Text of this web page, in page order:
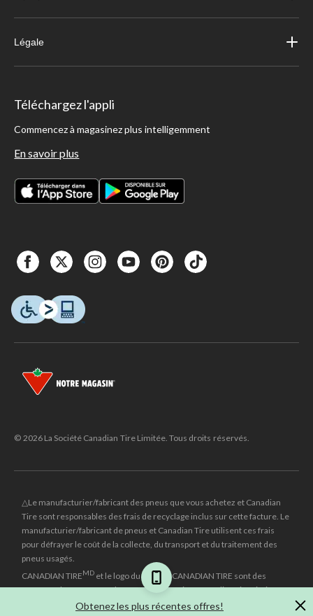
Obtenez les plus récentes offres!
Légale
Téléchargez l'appli
Commencez à magasinez plus intelligemment
En savoir plus
© 2026 La Société Canadian Tire Limitée. Tous droits réservés.
△Le manufacturier/fabricant des pneus que vous achetez et Canadian
Tire sont responsables des frais de recyclage inclus sur cette facture. Le
manufacturier/fabricant de pneus et Canadian Tire utilisent ces frais
pour défrayer le coût de la collecte, du transport et du traitement des
pneus usagés.
CANADIAN TIREMD et le logo du triangle CANADIAN TIRE sont des
marques de commerce déposées de la Société Canadian Tire Limitée.